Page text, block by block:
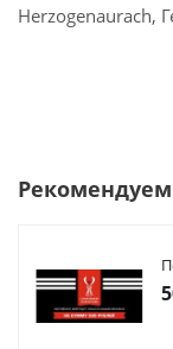
Herzogenaurach,
Рекомендуем